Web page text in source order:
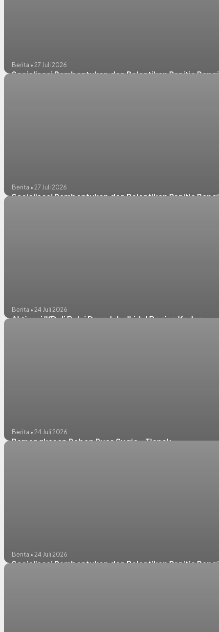
Berita • 27 Juli 2026
Sosialisasi Pembentukan dan Pelantikan Panitia
Berita • 27 Juli 2026
Sosialisasi Pembentukan dan Pelantikan Panitia
Berita • 24 Juli 2026
Aktivasi IKD di Balai Desa Jubelkidul Bagian Kedua
Berita • 24 Juli 2026
Pemangkasan Pohon Ruas Sugio - Tlanak
Berita • 24 Juli 2026
Sosialisasi Pembentukan dan Pelantikan Panitia